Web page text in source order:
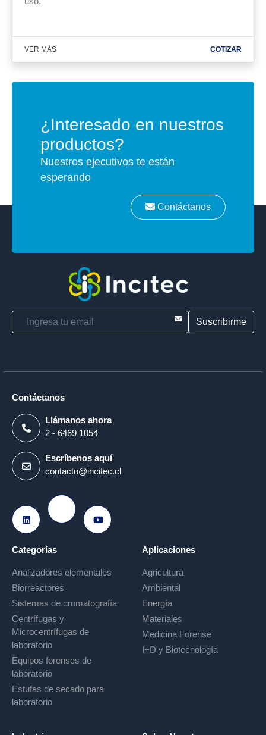
VER MÁS COTIZAR
¿Interesado en nuestros
productos?
Nuestros ejecutivos te están
esperando
Contáctanos
E-mail
Contáctanos
Llámanos ahora
2 - 6469 1054
Escríbenos aquí
contacto@incitec.cl
Ir a LinkedIn
Ir a Instagram
Ir a Youtube
Categorías
Analizadores elementales
Biorreactores
Sistemas de cromatografía
Centrífugas y
Microcentrífugas de
laboratorio
Equipos forenses de
laboratorio
Estufas de secado para
laboratorio
Aplicaciones
Agricultura
Ambiental
Energía
Materiales
Medicina Forense
I+D y Biotecnología